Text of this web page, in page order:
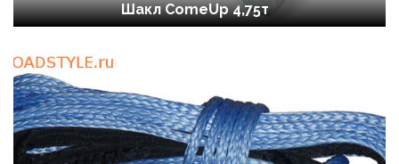
Шакл ComeUp 4,75т